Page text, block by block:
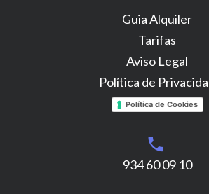
Guia Alquiler
Tarifas
Aviso Legal
Política de
Política de Cookies
934 60 09 10